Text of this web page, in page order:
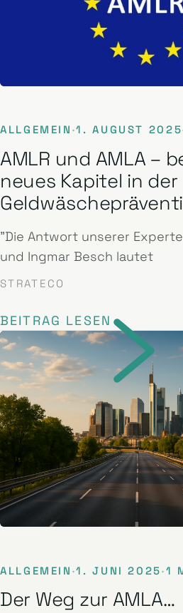
ALLGEMEIN ·1. AUGUST 2025
AMLR und AMLA –
neues Kapitel in der
"Die Antwort unserer
und Ingmar Besch lautet
STRATECO
BEITRAG LESEN
ALLGEMEIN ·1. JUNI 2025·1
Der Weg zur AMLA…